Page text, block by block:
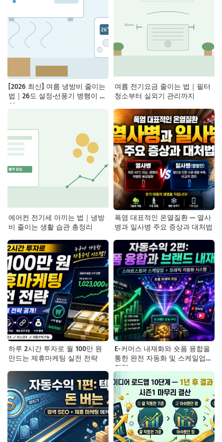
[2026 최신] 여름 냉방비 줄이는
법｜26도 설정·선풍기 병행이 핵
심
여름 전기요금 줄이는 법｜필터
청소부터 실외기 관리까지
에어컨 전기세 아끼는 법｜냉방
비 줄이는 생활 습관 총정리
폭염 대표적인 온열질환 — 열사
병과 일사병 주요 증상과 대처법
하루 2시간 투자로 월 100만 원
만드는 제휴마케팅 실전 전략
E-커머스 내재화와 숏폼 융합을
통한 완전 자동화 및 스케일업
전략